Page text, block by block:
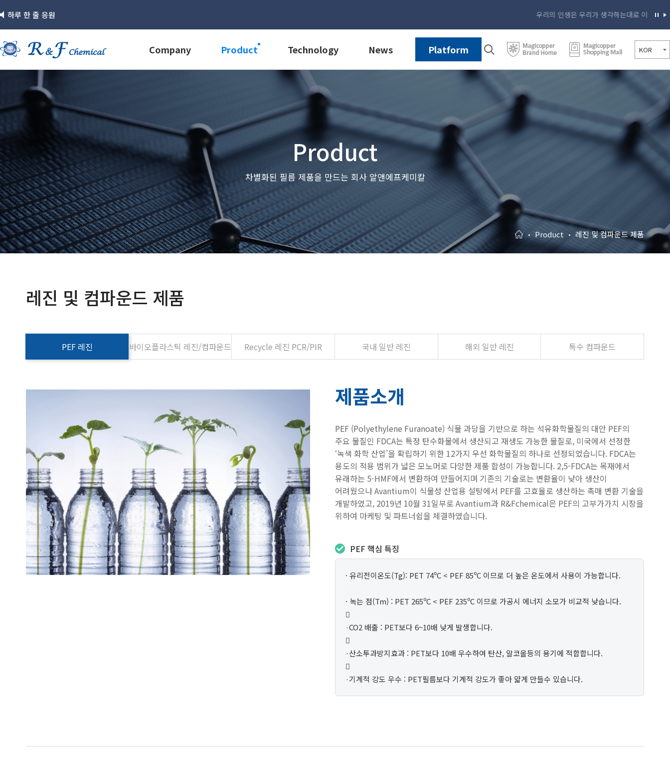
하루 한 줄 응원 우리의 인생은 우리가 생각하는대로 이루어진다. 지금
Company Product Technology News Platform
Product
차별화된 필름 제품을 만드는 회사 알앤에프케미칼
Product 레진 및 컴파운드 제품
레진 및 컴파운드 제품
PEF 레진 바이오플라스틱 레진/컴파운드 Recycle 레진 PCR/PIR 국내 일반 레진 해외 일반 레진 특수 컴파운드
제품소개
PEF (Polyethylene Furanoate) 식물 과당을 기반으로 하는 석유화학물질의 대안 PEF의
주요 물질인 FDCA는 특정 탄수화물에서 생산되고 재생도 가능한 물질로, 미국에서 선정한
‘녹색 화학 산업’을 확립하기 위한 12가지 우선 화학물질의 하나로 선정되었습니다. FDCA는
용도의 적용 범위가 넓은 모노머로 다양한 제품 합성이 가능합니다. 2,5-FDCA는 목재에서
유래하는 5-HMF에서 변환하여 만들어지며 기존의 기술로는 변환율이 낮아 생산이
어려웠으나 Avantium이 식물성 산업용 설탕에서 PEF를 고효율로 생산하는 촉매 변환 기술을
개발하였고, 2019년 10월 31일부로 Avantium과 R&Fchemical은 PEF의 고부가가치 시장을
위하여 마케팅 및 파트너쉽을 체결하였습니다.
PEF 핵심 특징
· 유리전이온도(Tg): PET 74ºC < PEF 85ºC 이므로 더 높은 온도에서 사용이 가능합니다.
· 녹는 점(Tm) : PET 265ºC < PEF 235ºC 이므로 가공시 에너지 소모가 비교적 낮습니다.

·CO2 배출 : PET보다 6~10배 낮게 발생합니다.

·산소투과방지효과 : PET보다 10배 우수하여 탄산, 알코올등의 용기에 적합합니다.

·기계적 강도 우수 : PET필름보다 기계적 강도가 좋아 얇게 만들수 있습니다.